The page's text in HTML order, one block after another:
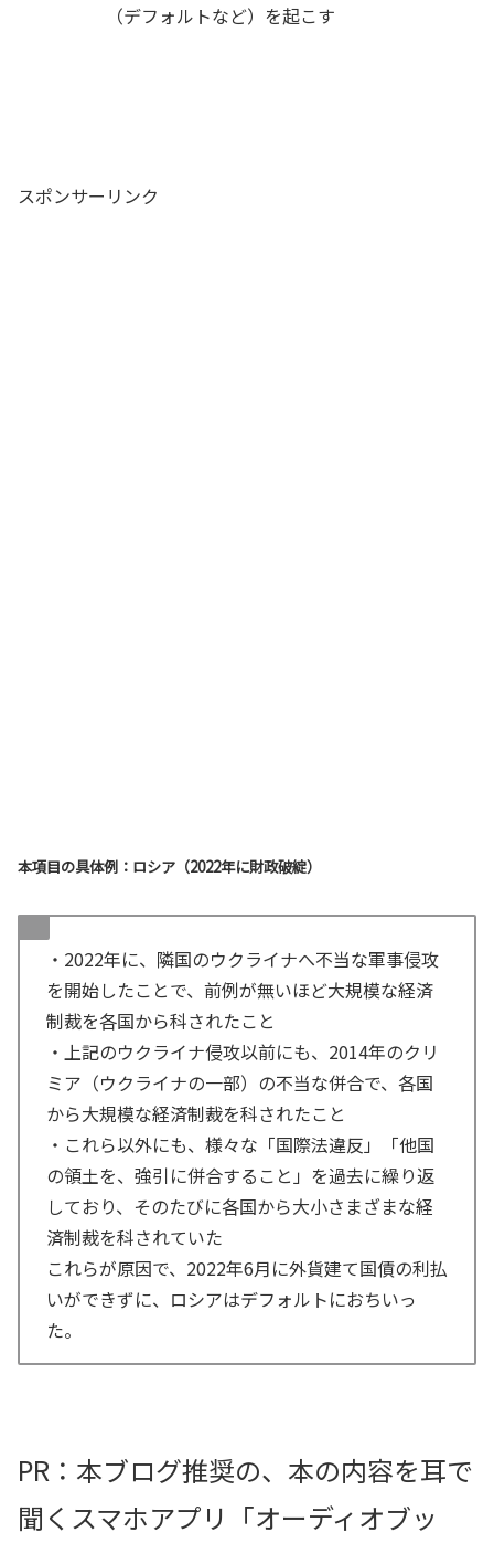
（デフォルトなど）を起こす
スポンサーリンク
本項目の具体例：ロシア（2022年に財政破綻）
・2022年に、隣国のウクライナへ不当な軍事侵攻
を開始したことで、前例が無いほど大規模な経済
制裁を各国から科されたこと
・上記のウクライナ侵攻以前にも、2014年のクリ
ミア（ウクライナの一部）の不当な併合で、各国
から大規模な経済制裁を科されたこと
・これら以外にも、様々な「国際法違反」「他国
の領土を、強引に併合すること」を過去に繰り返
しており、そのたびに各国から大小さまざまな経
済制裁を科されていた
これらが原因で、2022年6月に外貨建て国債の利払
いができずに、ロシアはデフォルトにおちいっ
た。
PR：本ブログ推奨の、本の内容を耳で
聞くスマホアプリ「オーディオブッ